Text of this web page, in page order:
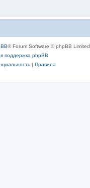
® Forum Software © phpBB Limited
поддержка phpBB
| Правила